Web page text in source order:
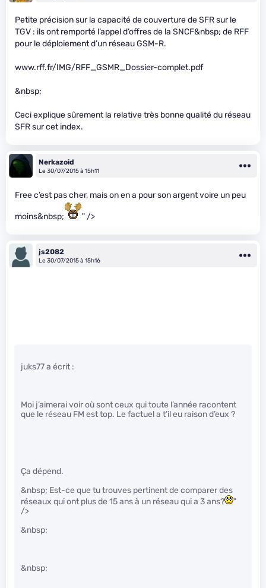
Petite précision sur la capacité de couverture de SFR sur le
TGV : ils ont remporté l’appel d’offres de la SNCF&nbsp; de RFF
pour le déploiement d’un réseau GSM-R.
www.rff.fr/IMG/RFF_GSMR_Dossier-complet.pdf
&nbsp;
Ceci explique sûrement la relative très bonne qualité du réseau
SFR sur cet index.
Nerkazoid
Le 30/07/2015 à 15h11
Free c’est pas cher, mais on en a pour son argent voire un peu
moins&nbsp; " />
js2082
Le 30/07/2015 à 15h16
juks77 a écrit :
Moi j’aimerai voir où sont ceux qui toute l’année racontent
que le réseau FM est top. Le factuel a t’il eu raison d’eux ?
Ça dépend.
&nbsp; Est-ce que tu trouves pertinent de comparer des
réseaux qui ont plus de 15 ans à un réseau qui a 3 ans?
"
/>
&nbsp;
&nbsp;